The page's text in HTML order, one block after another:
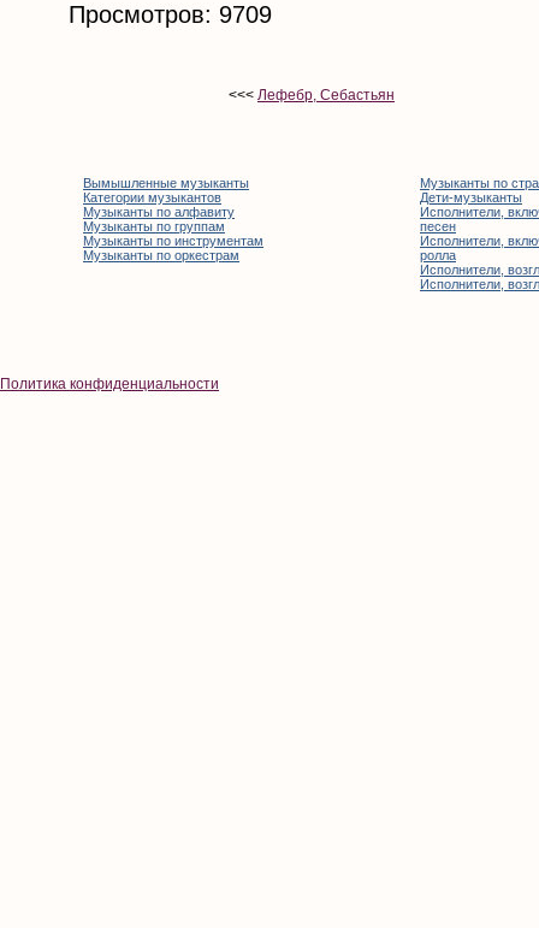
Просмотров: 9709
<<< Лефебр, Себастьян
Вымышленные музыканты
Категории музыкантов
Музыканты по алфавиту
Музыканты по группам
Музыканты по инструментам
Музыканты по оркестрам
Музыканты по
Дети-музыканты
Исполнители,
песен
Исполнители,
ролла
Исполнители,
Исполнители,
Политика конфиденциальности